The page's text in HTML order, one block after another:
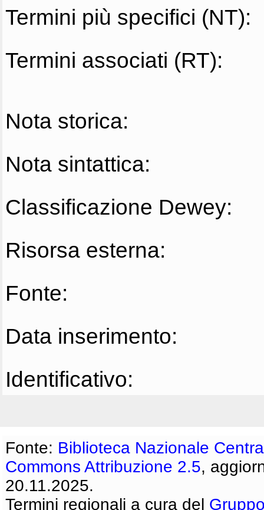
Termini più specifici (NT):
Termini associati (RT):
Nota storica:
Nota sintattica:
Classificazione Dewey:
Risorsa esterna:
Fonte:
Data inserimento:
Identificativo:
Fonte: Biblioteca Nazionale
Commons Attribuzione 2.5,
20.11.2025.
Termini regionali a cura del